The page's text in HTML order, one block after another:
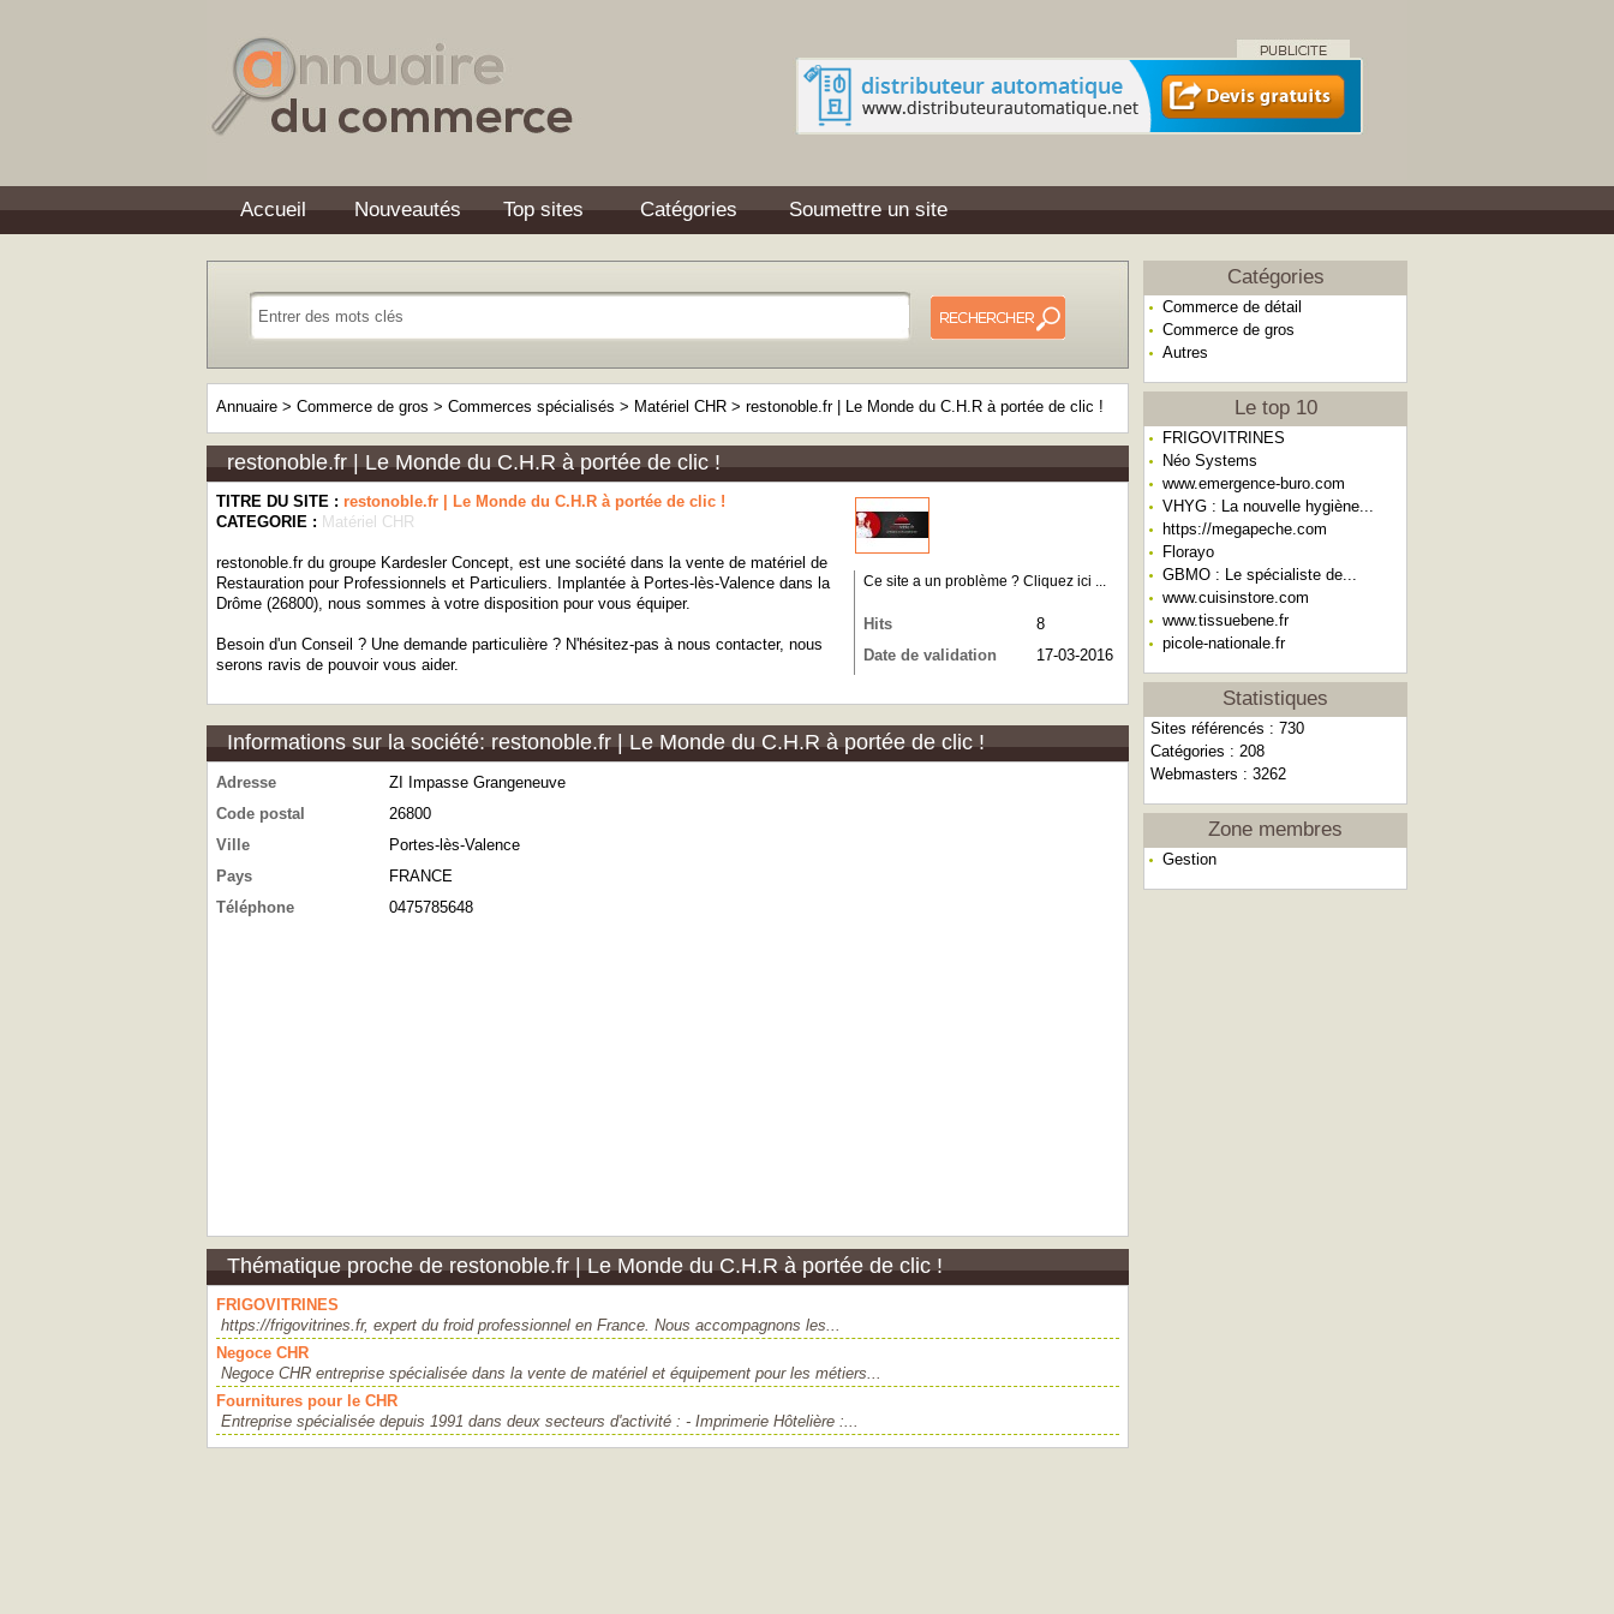
Accueil Nouveautés Top sites Catégories Soumettre un site
Catégories
Commerce de détail
Commerce de gros
Autres
Le top 10
FRIGOVITRINES
Néo Systems
www.emergence-buro.com
VHYG : La nouvelle hygiène...
https://megapeche.com
Florayo
GBMO : Le spécialiste de...
www.cuisinstore.com
www.tissuebene.fr
picole-nationale.fr
Statistiques
Sites référencés : 730
Catégories : 208
Webmasters : 3262
Zone membres
Gestion
Annuaire > Commerce de gros > Commerces spécialisés > Matériel CHR > restonoble.fr | Le Monde du C.H.R à portée de clic !
restonoble.fr | Le Monde du C.H.R à portée de clic !
TITRE DU SITE : restonoble.fr | Le Monde du C.H.R à portée de clic !
CATEGORIE : Matériel CHR
restonoble.fr du groupe Kardesler Concept, est une société dans la vente de matériel de
Restauration pour Professionnels et Particuliers. Implantée à Portes-lès-Valence dans la
Drôme (26800), nous sommes à votre disposition pour vous équiper.
Besoin d'un Conseil ? Une demande particulière ? N'hésitez-pas à nous contacter, nous
serons ravis de pouvoir vous aider.
Ce site a un problème ? Cliquez ici ...
Hits
8
Date de validation
17-03-2016
Informations sur la société: restonoble.fr | Le Monde du C.H.R à portée de clic !
Adresse
ZI Impasse Grangeneuve
Code postal
26800
Ville
Portes-lès-Valence
Pays
FRANCE
Téléphone
0475785648
Thématique proche de restonoble.fr | Le Monde du C.H.R à portée de clic !
FRIGOVITRINES
https://frigovitrines.fr, expert du froid professionnel en France. Nous accompagnons les...
Negoce CHR
Negoce CHR entreprise spécialisée dans la vente de matériel et équipement pour les métiers...
Fournitures pour le CHR
Entreprise spécialisée depuis 1991 dans deux secteurs d'activité : - Imprimerie Hôtelière :...